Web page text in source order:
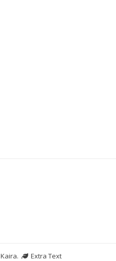
Kaira.
Extra Text